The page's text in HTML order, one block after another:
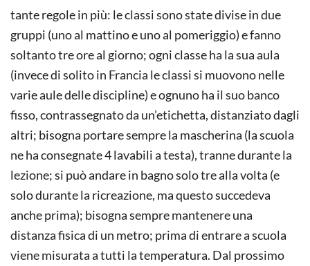
tante regole in più: le classi sono state divise in due
gruppi (uno al mattino e uno al pomeriggio) e fanno
soltanto tre ore al giorno; ogni classe ha la sua aula
(invece di solito in Francia le classi si muovono nelle
varie aule delle discipline) e ognuno ha il suo banco
fisso, contrassegnato da un’etichetta, distanziato dagli
altri; bisogna portare sempre la mascherina (la scuola
ne ha consegnate 4 lavabili a testa), tranne durante la
lezione; si può andare in bagno solo tre alla volta (e
solo durante la ricreazione, ma questo succedeva
anche prima); bisogna sempre mantenere una
distanza fisica di un metro; prima di entrare a scuola
viene misurata a tutti la temperatura. Dal prossimo